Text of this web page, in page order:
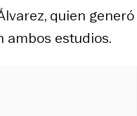
quien generó
ambos estudios.